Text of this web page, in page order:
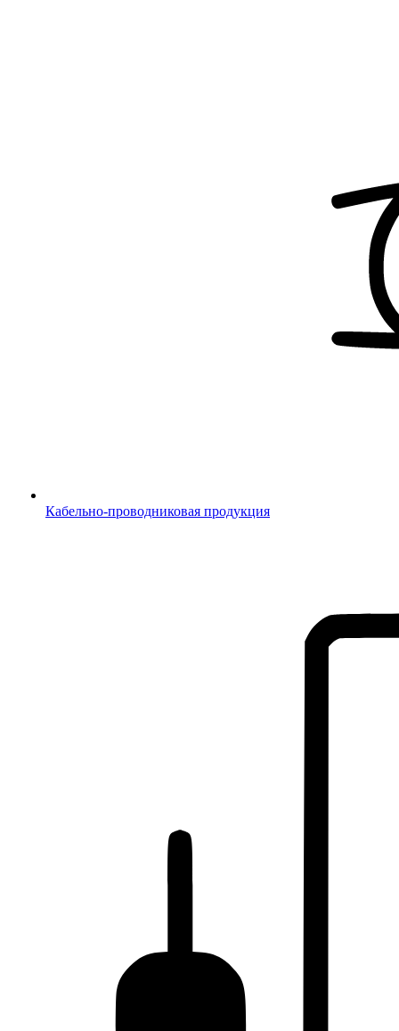
Кабельно-проводниковая продукция